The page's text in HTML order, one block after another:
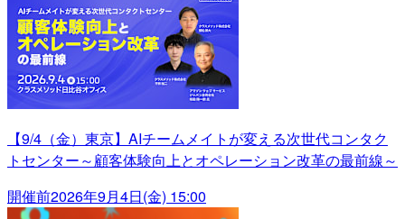
【9/4（金）東京】AIチームメイトが変える次世代コンタク
トセンター～顧客体験向上とオペレーション改革の最前線～
開催前2026年9月4日(金) 15:00